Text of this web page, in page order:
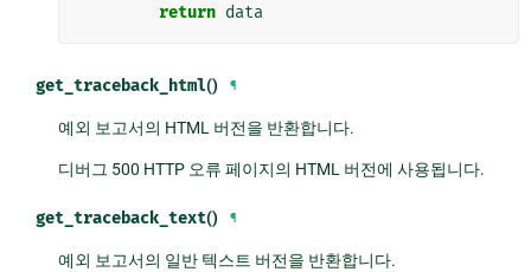
return data
get_traceback_html() ¶
예외 보고서의 HTML 버전을 반환합니다.
디버그 500 HTTP 오류 페이지의 HTML 버전에 사용됩니다.
get_traceback_text() ¶
예외 보고서의 일반 텍스트 버전을 반환합니다.